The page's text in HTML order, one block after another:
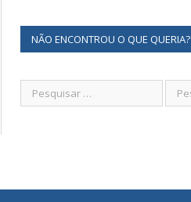
NÃO ENCONTROU O QUE QUERIA?